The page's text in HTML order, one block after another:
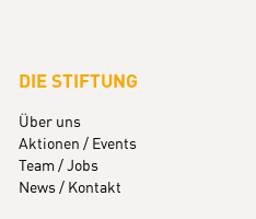
DIE STIFTUNG
Über uns
Aktionen / Events
Team / Jobs
News / Kontakt